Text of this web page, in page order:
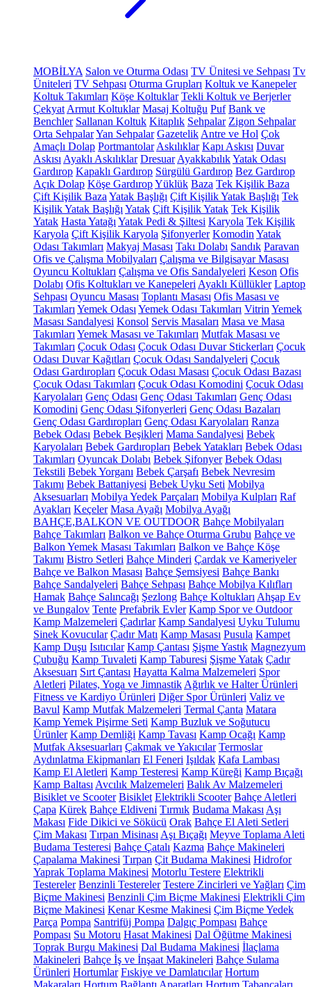
MOBİLYA Salon ve Oturma Odası TV Ünitesi ve Sehpası Tv
Üniteleri TV Sehpası Oturma Grupları Koltuk ve Kanepeler
Koltuk Takımları Köşe Koltuklar Tekli Koltuk ve Berjerler
Çekyat Armut Koltuklar Masaj Koltuğu Puf Bank ve
Benchler Sallanan Koltuk Kitaplık Sehpalar Zigon Sehpalar
Orta SehpalarYan Sehpalar Gazetelik Antre ve Hol Çok
Amaçlı Dolap Portmantolar Askılıklar Kapı Askısı Duvar
Askısı Ayaklı Askılıklar Dresuar AyakkabılıkYatak Odası
Gardırop Kapaklı Gardırop Sürgülü Gardırop Bez Gardırop
Açık Dolap Köşe GardıropYüklük Baza Tek Kişilik Baza
Çift Kişilik Baza Yatak Başlığı Çift Kişilik Yatak Başlığı Tek
Kişilik Yatak Başlığı Yatak Çift Kişilik Yatak Tek Kişilik
Yatak Hasta Yatağı Yatak Pedi & Şiltesi Karyola Tek Kişilik
Karyola Çift Kişilik Karyola Şifonyerler Komodin Yatak
Odası Takımları Makyaj Masası Takı Dolabı Sandık Paravan
Ofis ve Çalışma Mobilyaları Çalışma ve Bilgisayar Masası
Oyuncu Koltukları Çalışma ve Ofis Sandalyeleri Keson Ofis
Dolabı Ofis Koltukları ve Kanepeleri Ayaklı Küllükler Laptop
Sehpası Oyuncu Masası Toplantı Masası Ofis Masası ve
Takımları Yemek Odası Yemek Odası Takımları Vitrin Yemek
Masası Sandalyesi Konsol Servis Masaları Masa ve Masa
Takımları Yemek Masası ve Takımları Mutfak Masası ve
Takımları Çocuk Odası Çocuk Odası Duvar Stickerları Çocuk
Odası Duvar Kağıtları Çocuk Odası Sandalyeleri Çocuk
Odası Gardıropları Çocuk Odası Masası Çocuk Odası Bazası
Çocuk Odası Takımları Çocuk Odası Komodini Çocuk Odası
Karyolaları Genç Odası Genç Odası Takımları Genç Odası
Komodini Genç Odası Şifonyerleri Genç Odası Bazaları
Genç Odası Gardıropları Genç Odası Karyolaları Ranza
Bebek Odası Bebek Beşikleri Mama Sandalyesi Bebek
Karyolaları Bebek Gardıropları Bebek Yatakları Bebek Odası
Takımları Oyuncak Dolabı Bebek Şifonyer Bebek Odası
Tekstili Bebek Yorganı Bebek Çarşafı Bebek Nevresim
Takımı Bebek Battaniyesi Bebek Uyku Seti Mobilya
Aksesuarları Mobilya Yedek Parçaları Mobilya Kulpları Raf
Ayakları Keçeler Masa Ayağı Mobilya Ayağı
BAHÇE,BALKON VE OUTDOOR Bahçe Mobilyaları
Bahçe Takımları Balkon ve Bahçe Oturma Grubu Bahçe ve
Balkon Yemek Masası Takımları Balkon ve Bahçe Köşe
Takımı Bistro Setleri Bahçe Minderi Çardak ve Kameriyeler
Bahçe ve Balkon Masası Bahçe Şemsiyesi Bahçe Bankı
Bahçe Sandalyeleri Bahçe Sehpası Bahçe Mobilya Kılıfları
Hamak Bahçe Salıncağı Şezlong Bahçe Koltukları Ahşap Ev
ve Bungalov Tente Prefabrik Evler Kamp Spor ve Outdoor
Kamp Malzemeleri Çadırlar Kamp Sandalyesi Uyku Tulumu
Sinek Kovucular Çadır Matı Kamp Masası Pusula Kampet
Kamp Duşu Isıtıcılar Kamp Çantası Şişme Yastık Magnezyum
Çubuğu Kamp Tuvaleti Kamp Taburesi Şişme Yatak Çadır
Aksesuarı Sırt Çantası Hayatta Kalma Malzemeleri Spor
Aletleri Pilates, Yoga ve Jimnastik Ağırlık ve Halter Ürünleri
Fitness ve Kardiyo Ürünleri Diğer Spor Ürünleri Valiz ve
Bavul Kamp Mutfak Malzemeleri Termal Çanta Matara
Kamp Yemek Pişirme Seti Kamp Buzluk ve Soğutucu
Ürünler Kamp Demliği Kamp Tavası Kamp Ocağı Kamp
Mutfak Aksesuarları Çakmak ve Yakıcılar Termoslar
Aydınlatma Ekipmanları El Feneri Işıldak Kafa Lambası
Kamp El Aletleri Kamp Testeresi Kamp Küreği Kamp Bıçağı
Kamp Baltası Avcılık Malzemeleri Balık Av Malzemeleri
Bisiklet ve Scooter Bisiklet Elektrikli Scooter Bahçe Aletleri
Çapa Kürek Bahçe Eldiveni Tırmık Budama Makası Aşı
Makası Fide Dikici ve Sökücü Orak Bahçe El Aleti Setleri
Çim Makası Tırpan Misinası Aşı Bıçağı Meyve Toplama Aleti
Budama Testeresi Bahçe Çatalı Kazma Bahçe Makineleri
Çapalama Makinesi Tırpan Çit Budama Makinesi Hidrofor
Yaprak Toplama Makinesi Motorlu Testere Elektrikli
Testereler Benzinli Testereler Testere Zincirleri ve Yağları Çim
Biçme Makinesi Benzinli Çim Biçme Makinesi Elektrikli Çim
Biçme Makinesi Kenar Kesme Makinesi Çim Biçme Yedek
Parça Pompa Santrifüj Pompa Dalgıç Pompası Bahçe
Pompası Su Motoru Hasat Makinesi Dal Öğütme Makinesi
Toprak Burgu Makinesi Dal Budama Makinesi İlaçlama
Makineleri Bahçe İş ve İnşaat Makineleri Bahçe Sulama
Ürünleri Hortumlar Fıskiye ve Damlatıcılar Hortum
Makaraları Hortum Bağlantı Aparatları Hortum Tabancaları